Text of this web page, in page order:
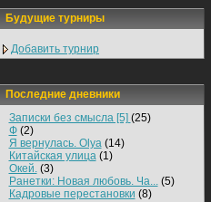
Будущие турниры
Добавить турнир
Последние дневники
Записки без смысла [5] (25)
Ф(2)
Я вернулась. Olya(14)
Китайская улица(1)
Окей.(3)
Ранетки: Новая любовь. Ча...(5)
Кадровые перестановки (8)